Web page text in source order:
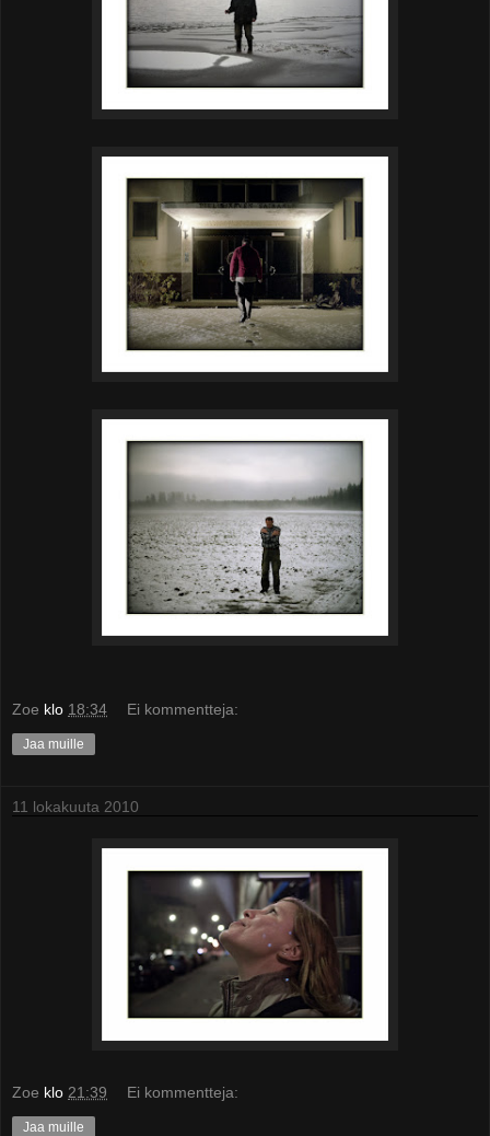
Zoe klo 18:34 Ei kommentteja:
Jaa muille
11 lokakuuta 2010
Zoe klo 21:39 Ei kommentteja:
Jaa muille